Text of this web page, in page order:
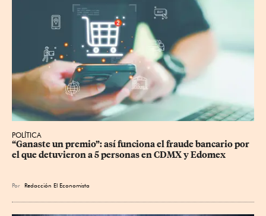
POLÍTICA
“Ganaste un premio”: así funciona el fraude bancario por
el que detuvieron a 5 personas en CDMX y Edomex
Por Redacción El Economista